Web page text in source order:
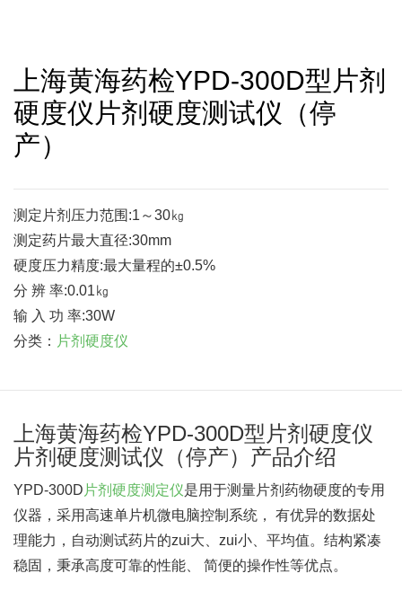
上海黄海药检YPD-300D型片剂
硬度仪片剂硬度测试仪（停
产）
测定片剂压力范围:1～30㎏
测定药片最大直径:30mm
硬度压力精度:最大量程的±0.5%
分 辨 率:0.01㎏
输 入 功 率:30W
分类： 片剂硬度仪
上海黄海药检YPD-300D型片剂硬度仪
片剂硬度测试仪（停产）产品介绍
YPD-300D 片剂硬度测定仪是用于测量片剂药物硬度的专用
仪器，采用高速单片机微电脑控制系统， 有优异的数据处
理能力，自动测试药片的zui大、zui小、平均值。结构紧凑
稳固，秉承高度可靠的性能、 简便的操作性等优点。